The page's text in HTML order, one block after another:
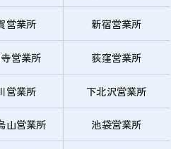
営業所 新宿営業所
営業所 荻窪営業所
営業所 下北沢営業所
山営業所 池袋営業所